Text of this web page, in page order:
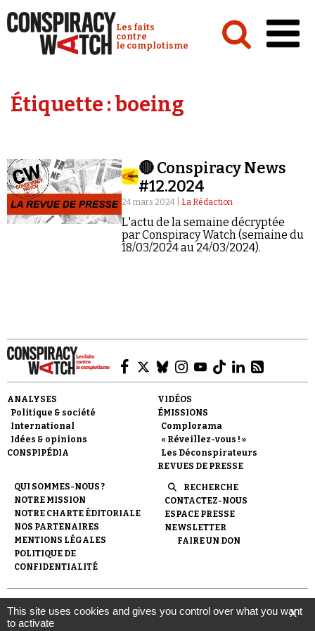
Conspiracy Watch :
Les faits
contre
le complotisme
Analyses
Vidéos
Émissions
Revues de presse
Faire un don
Demander à Vera
Étiquette :boeing
🔴 Conspiracy News
#12.2024
24 mars 2024 | La Rédaction
L'actu de la semaine décryptée
par Conspiracy Watch (semaine du
18/03/2024 au 24/03/2024).
ANALYSES
Politique & société
International
Idées & opinions
CONSPIPÉDIA
VIDÉOS
ÉMISSIONS
Complorama
« Réveillez-vous ! »
Les Déconspirateurs
REVUES DE PRESSE
QUI SOMMES-NOUS ?
NOTRE MISSION
NOTRE CHARTE ÉDITORIALE
NOS PARTENAIRES
MENTIONS LÉGALES
POLITIQUE DE
CONFIDENTIALITÉ
RECHERCHE
CONTACTEZ-NOUS
ESPACE PRESSE
NEWSLETTER
FAIRE UN DON
© 2007- 2026 Conspiracy Watch | Une réalisation de
l'Observatoire du conspirationnisme (association loi de 1901) avec
le soutien de la Fondation pour la Mémoire de la Shoah.
X
This site uses cookies and gives you control over what you want
to activate